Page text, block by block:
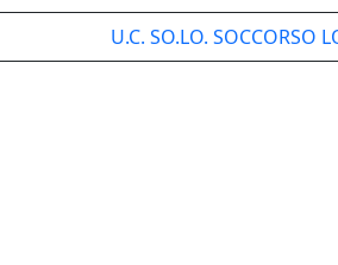
U.C. SO.LO. SOCCORSO